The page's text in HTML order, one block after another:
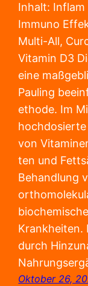
Inhalt:
Immuno
Multi-All,
Vitamin D3
eine
Pauling
ethode. Im
hochdosierte
von
ten und
Behandlung
Krankheiten.
durch
Oktober 26,